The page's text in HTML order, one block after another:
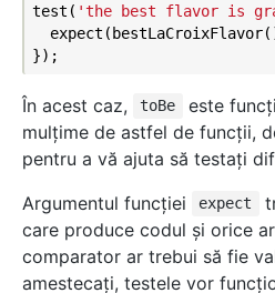
test( 'the best flavor is
În acest caz, toBe
este
mulţime de astfel de funcţii,
pentru a vă ajuta să testaţi
Argumentul funcției
expect
care produce codul şi orice
comparator ar trebui să fie
amestecați, testele vor